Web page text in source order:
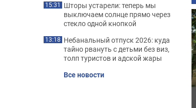
15:31 Шторы устарели: теперь мы
выключаем солнце прямо через
стекло одной кнопкой
13:18 Небанальный отпуск 2026: куда
тайно рвануть с детьми без виз,
толп туристов и адской жары
Все новости